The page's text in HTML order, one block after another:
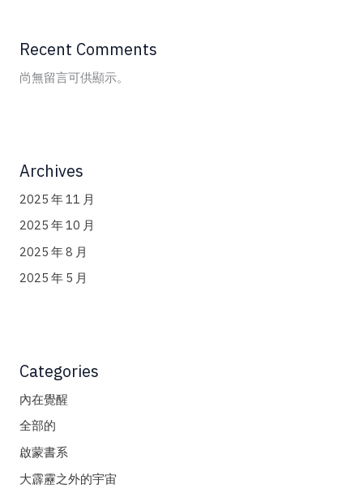
Recent Comments
尚無留言可供顯示。
Archives
2025 年 11 月
2025 年 10 月
2025 年 8 月
2025 年 5 月
Categories
內在覺醒
全部的
啟蒙書系
大霹靂之外的宇宙